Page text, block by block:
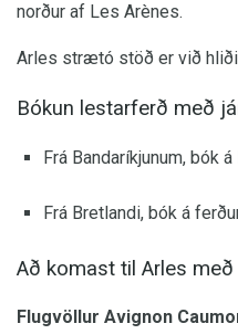
norður af Les Arènes.
Arles strætó stöð er við
Bókun lestarferð með
Frá Bandaríkjunum, bók
Frá Bretlandi, bók á
Að komast til Arles með
Flugvöllur Avignon